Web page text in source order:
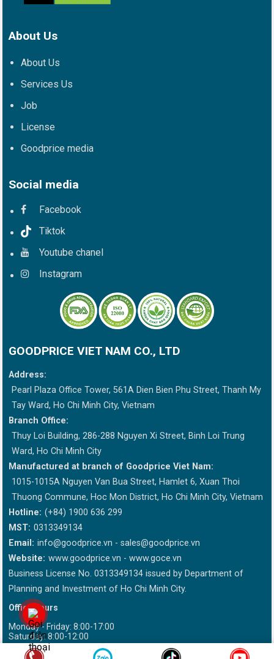
About Us
About Us
Services Us
Job
License
Goodprice media
Social media
Facebook
Tiktok
Youtube chanel
Instagram
GOODPRICE VIET NAM CO., LTD
Address:
Pearl Plaza Office Tower, 561A Dien Bien Phu Street, Thanh My
Tay Ward, Ho Chi Minh City, Vietnam
Branch Office:
Thuy Loi Building, 286-288 Nguyen Xi Street, Binh Loi Trung
Ward, Ho Chi Minh City
Manufactured at branch of Goodprice Viet Nam:
1015-1015A Nguyen Van Bua Street, Hamlet 6, Xuan Thoi
Thuong Commune, Hoc Mon District, Ho Chi Minh City, Vietnam
Hotline: (+84) 1900 636 299
MST: 0313349134
Email: info@goodprice.vn - sales@goodprice.vn
Website: www.goodprice.vn - www.goce.vn
Business License No. 0313349134 issued by Department of
Planning and Investment of Ho Chi Minh City.
Office hours
Monday - Friday: 8:00-17:00
Saturday: 8:00-12:00
This site is sponsored by DMCA Please write "Goodprice.vn" when